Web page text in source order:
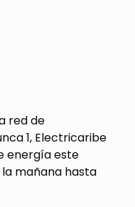
red de
1, Electricaribe
energía este
mañana hasta